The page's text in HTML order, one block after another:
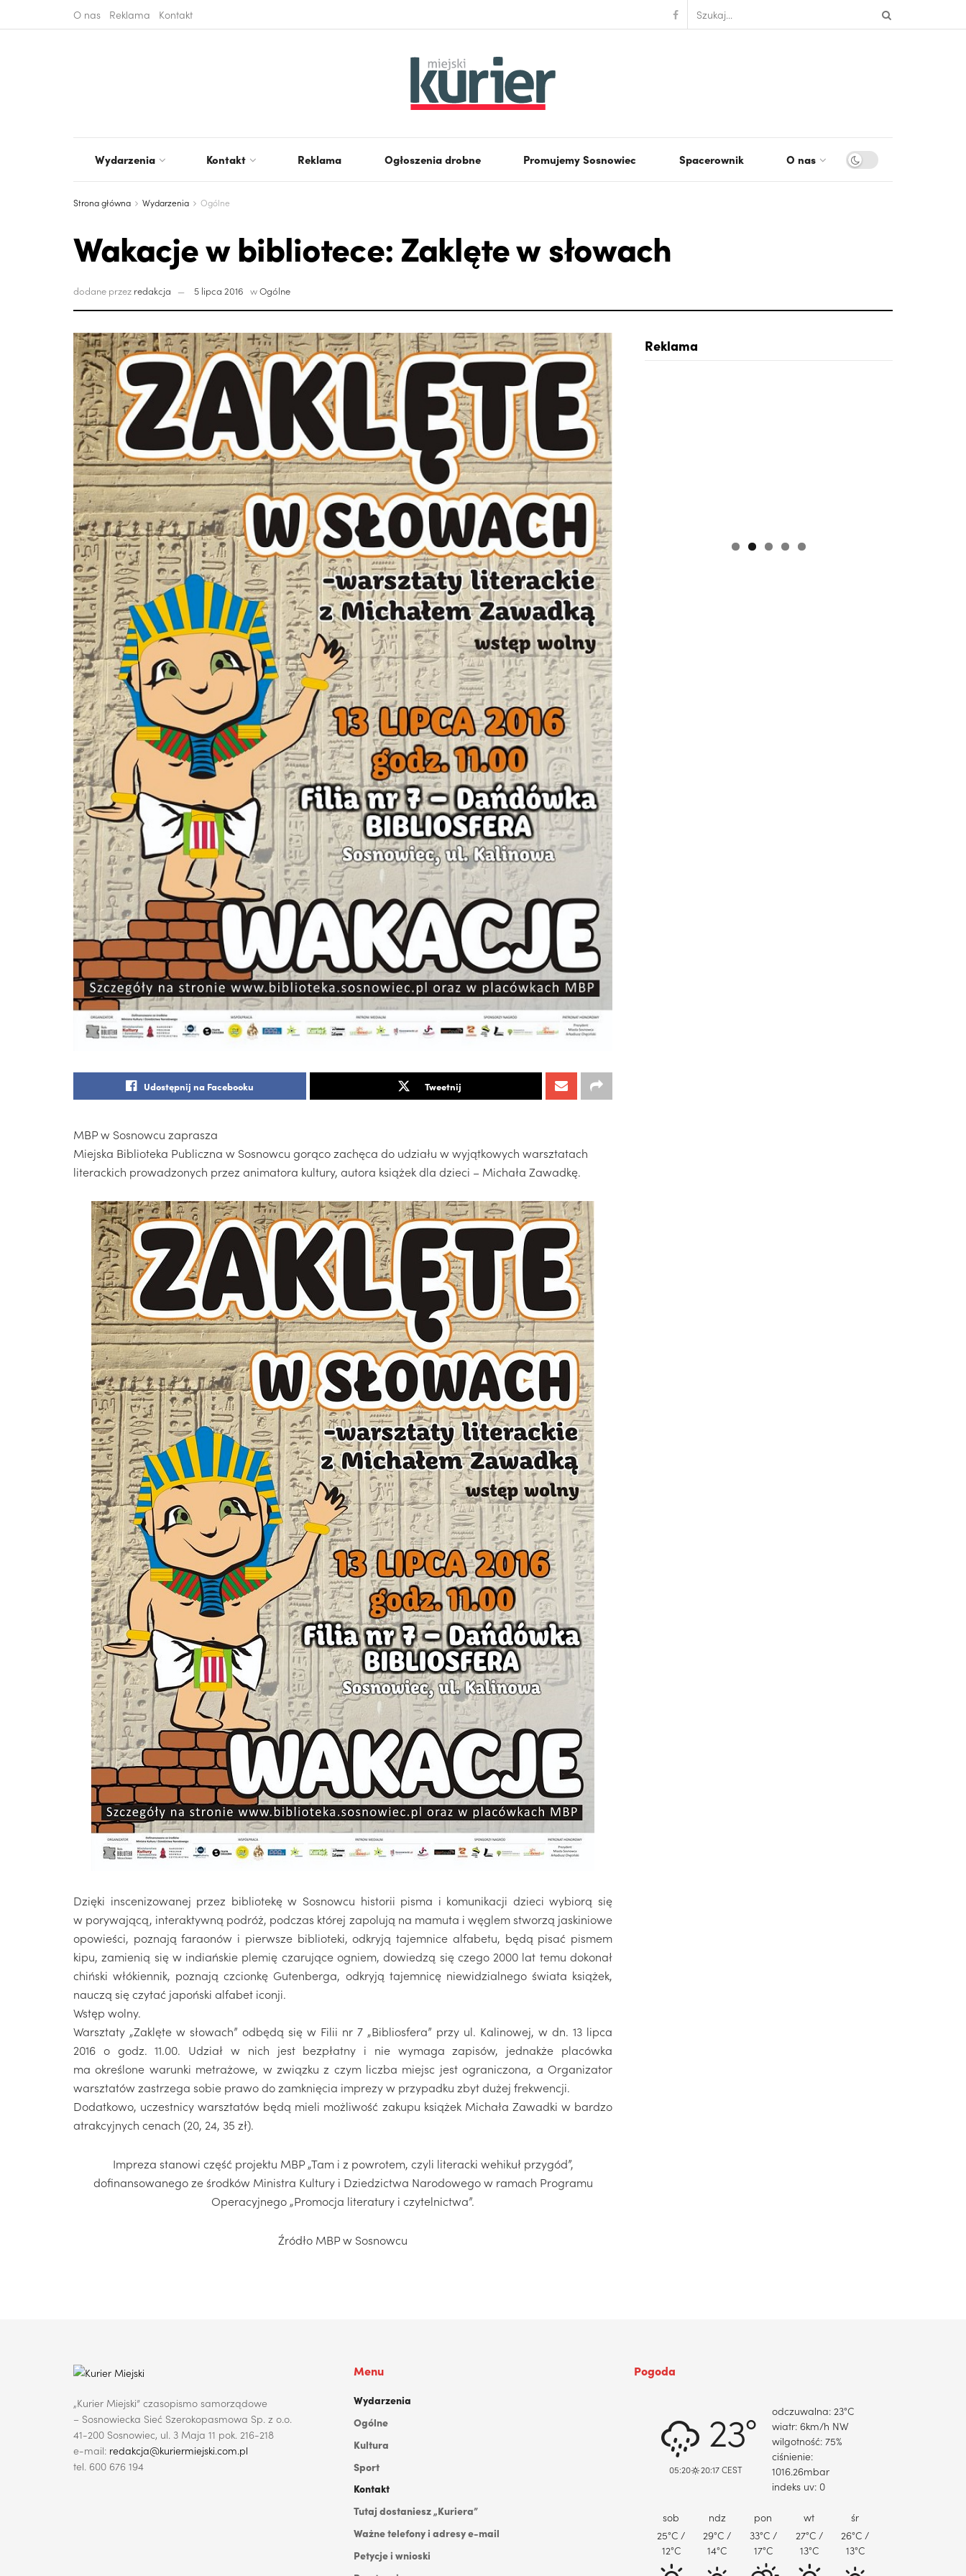
O nas Reklama Kontakt
Wydarzenia Kontakt Reklama Ogłoszenia drobne Promujemy Sosnowiec Spacerownik O nas
Strona główna Wydarzenia Ogólne
Wakacje w bibliotece: Zaklęte w słowach
dodane przez redakcja 5 lipca 2016 wOgólne
Udostępnij na Facebooku Tweetnij
MBP w Sosnowcu zaprasza
Miejska Biblioteka Publiczna w Sosnowcu gorąco zachęca do udziału w wyjątkowych warsztatach
literackich prowadzonych przez animatora kultury, autora książek dla dzieci – Michała Zawadkę.
Dzięki inscenizowanej przez bibliotekę w Sosnowcu historii pisma i komunikacji dzieci wybiorą się
w porywającą, interaktywną podróż, podczas której zapolują na mamuta i węglem stworzą jaskiniowe
opowieści, poznają faraonów i pierwsze biblioteki, odkryją tajemnice alfabetu, będą pisać pismem
kipu, zamienią się w indiańskie plemię czarujące ogniem, dowiedzą się czego 2000 lat temu dokonał
chiński włókiennik, poznają czcionkę Gutenberga, odkryją tajemnicę niewidzialnego świata książek,
nauczą się czytać japoński alfabet iconji.
Wstęp wolny.
Warsztaty „Zaklęte w słowach” odbędą się w Filii nr 7 „Bibliosfera” przy ul. Kalinowej, w dn. 13 lipca
2016 o godz. 11.00. Udział w nich jest bezpłatny i nie wymaga zapisów, jednakże placówka
ma określone warunki metrażowe, w związku z czym liczba miejsc jest ograniczona, a Organizator
warsztatów zastrzega sobie prawo do zamknięcia imprezy w przypadku zbyt dużej frekwencji.
Dodatkowo, uczestnicy warsztatów będą mieli możliwość zakupu książek Michała Zawadki w bardzo
atrakcyjnych cenach (20, 24, 35 zł).
Impreza stanowi część projektu MBP „Tam i z powrotem, czyli literacki wehikuł przygód”,
dofinansowanego ze środków Ministra Kultury i Dziedzictwa Narodowego w ramach Programu
Operacyjnego „Promocja literatury i czytelnictwa”.
Źródło MBP w Sosnowcu
Reklama
„Kurier Miejski” czasopismo samorządowe
– Sosnowiecka Sieć Szerokopasmowa Sp. z o.o.
41-200 Sosnowiec, ul. 3 Maja 11 pok. 216-218
e-mail: redakcja@kuriermiejski.com.pl
tel. 600 676 194
Menu
Wydarzenia
Ogólne
Kultura
Sport
Kontakt
Tutaj dostaniesz „Kuriera”
Ważne telefony i adresy e-mail
Petycje i wnioski
Pogoda
23°
05:20 20:17 CEST
odczuwalna: 23°C
wiatr: 6km/h NW
wilgotność: 75%
ciśnienie:
1016.26mbar
indeks uv: 0
sob ndz pon wt
śr
25°C /
12°C
29°C /
14°C
33°C/
17°C
27°C/
13°C
26°C /
13°C